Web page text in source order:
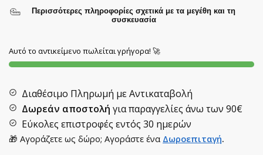
Περισσότερες πληροφορίες σχετικά με τα μεγέθη και τη
συσκευασία
Αυτό το αντικείμενο πωλείται γρήγορα! 🚀
Διαθέσιμο Πληρωμή με Αντικαταβολή
Δωρεάν αποστολή για παραγγελίες άνω των 90€
Εύκολες επιστροφές εντός 30 ημερών
🎁 Αγοράζετε ως δώρο; Αγοράστε ένα Δωροεπιταγή.